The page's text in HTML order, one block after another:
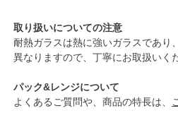
取り扱いについての注意
耐熱ガラスは熱に強いガラスであり
異なりますので、丁寧にお取扱い
パック&レンジについて
よくあるご質問や、商品の特長は、